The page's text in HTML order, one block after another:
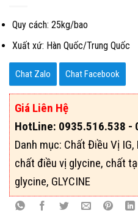
Quy cách: 25kg/bao
Xuất xứ: Hàn Quốc/Trung Quốc
Chat Zalo Chat Facebook
Giá Liên Hệ
HotLine: 0935.516.538 -
Danh mục: Chất Điều Vị IG,
chất điều vị glycine, chất
glycine, GLYCINE